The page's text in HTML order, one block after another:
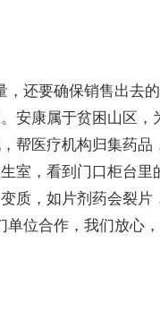
还要确保销售出去的
安康属于贫困山区
帮医疗机构归集药
室，看到门口柜台
质，如片剂药会裂
位合作，我们放心